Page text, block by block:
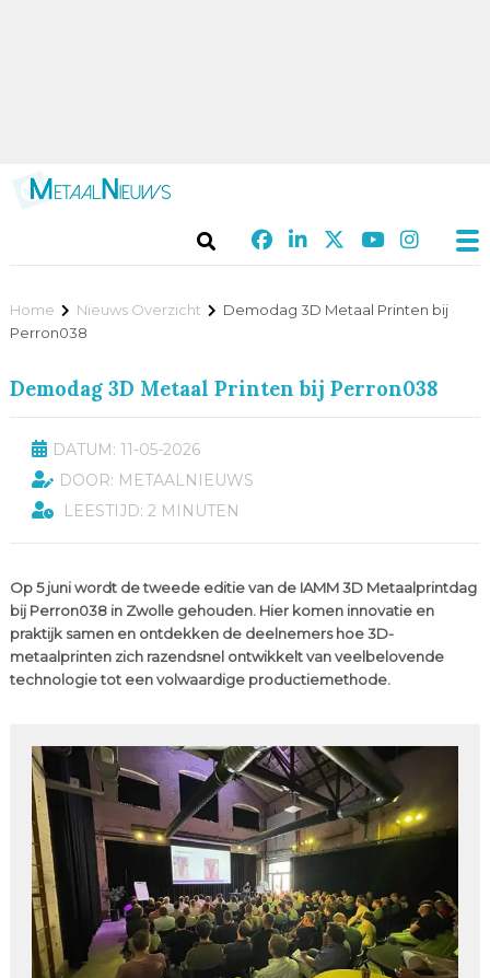
Home Nieuws Overzicht
Demodag 3D Metaal Printen bij
Perron038
Demodag 3D Metaal Printen bij Perron038
DATUM: 11-05-2026
DOOR: METAALNIEUWS
LEESTIJD: 2 MINUTEN
Op 5 juni wordt de tweede editie van de IAMM 3D Metaalprintdag
bij Perron038 in Zwolle gehouden. Hier komen innovatie en
praktijk samen en ontdekken de deelnemers hoe 3D-
metaalprinten zich razendsnel ontwikkelt van veelbelovende
technologie tot een volwaardige productiemethode.